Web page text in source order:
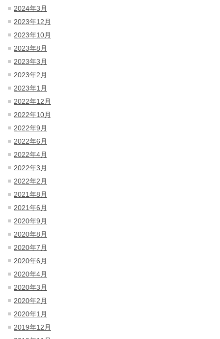
2024年3月
2023年12月
2023年10月
2023年8月
2023年3月
2023年2月
2023年1月
2022年12月
2022年10月
2022年9月
2022年6月
2022年4月
2022年3月
2022年2月
2021年8月
2021年6月
2020年9月
2020年8月
2020年7月
2020年6月
2020年4月
2020年3月
2020年2月
2020年1月
2019年12月